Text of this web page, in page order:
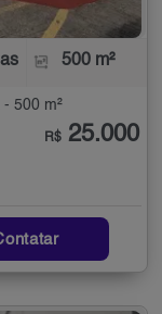
500 m²
500 m²
R$ 25.000